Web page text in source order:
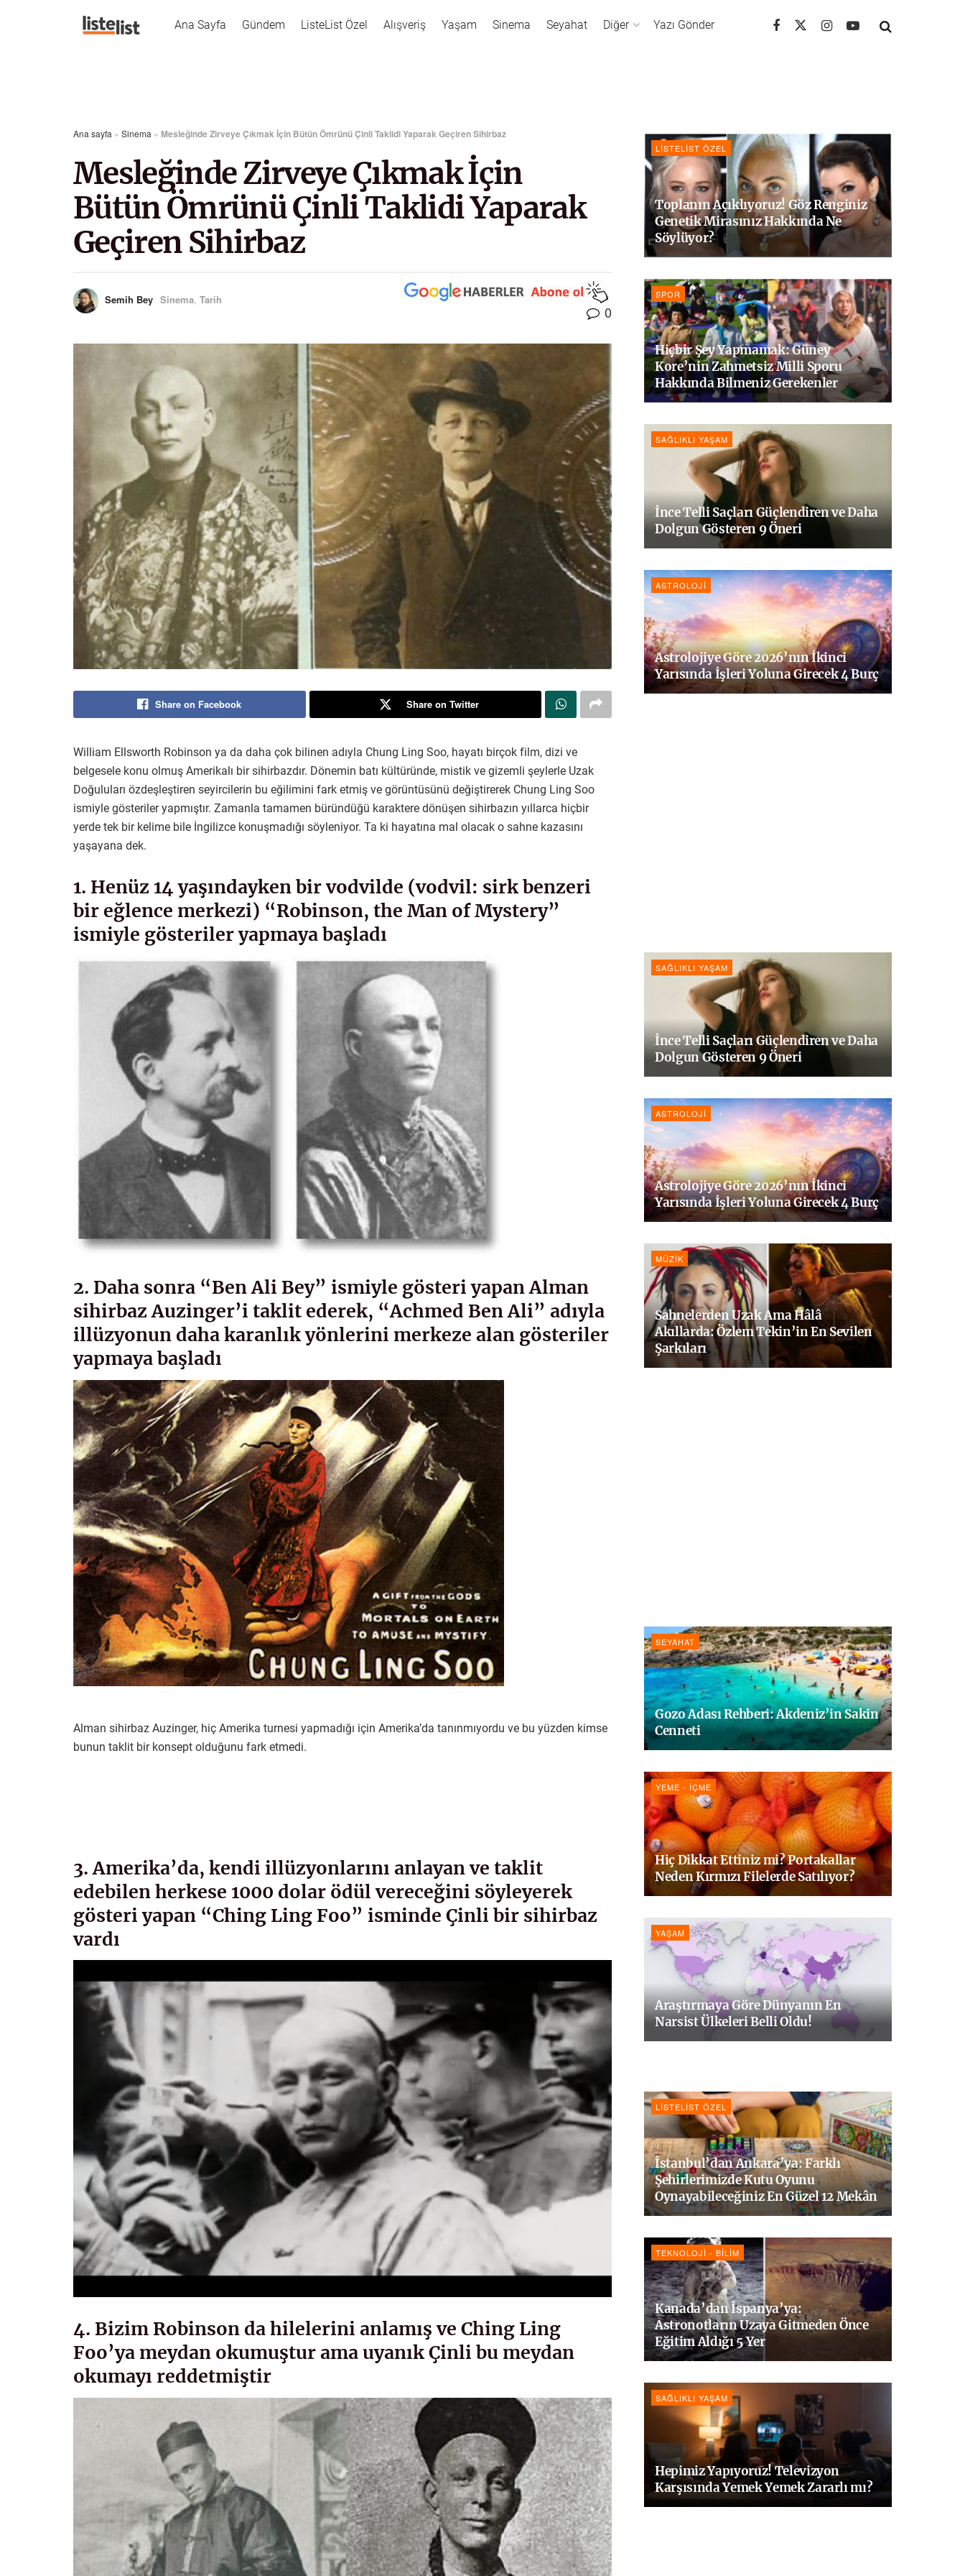
Ana Sayfa Gündem ListeList Özel Alışveriş Yaşam Sinema Seyahat Diğer Yazı Gönder
Ana sayfa » Sinema » Mesleğinde Zirveye Çıkmak İçin Bütün Ömrünü Çinli Taklidi Yaparak Geçiren Sihirbaz
Mesleğinde Zirveye Çıkmak İçin
Bütün Ömrünü Çinli Taklidi Yaparak
Geçiren Sihirbaz
Semih Bey Sinema, Tarih
0
Share on Facebook Share on Twitter
William Ellsworth Robinson ya da daha çok bilinen adıyla Chung Ling Soo, hayatı birçok film, dizi ve
belgesele konu olmuş Amerikalı bir sihirbazdır. Dönemin batı kültüründe, mistik ve gizemli şeylerle Uzak
Doğuluları özdeşleştiren seyircilerin bu eğilimini fark etmiş ve görüntüsünü değiştirerek Chung Ling Soo
ismiyle gösteriler yapmıştır. Zamanla tamamen büründüğü karaktere dönüşen sihirbazın yıllarca hiçbir
yerde tek bir kelime bile İngilizce konuşmadığı söyleniyor. Ta ki hayatına mal olacak o sahne kazasını
yaşayana dek.
1. Henüz 14 yaşındayken bir vodvilde (vodvil: sirk benzeri
bir eğlence merkezi) “Robinson, the Man of Mystery”
ismiyle gösteriler yapmaya başladı
2. Daha sonra “Ben Ali Bey” ismiyle gösteri yapan Alman
sihirbaz Auzinger’i taklit ederek, “Achmed Ben Ali” adıyla
illüzyonun daha karanlık yönlerini merkeze alan gösteriler
yapmaya başladı
Alman sihirbaz Auzinger, hiç Amerika turnesi yapmadığı için Amerika’da tanınmıyordu ve bu yüzden kimse
bunun taklit bir konsept olduğunu fark etmedi.
3. Amerika’da, kendi illüzyonlarını anlayan ve taklit
edebilen herkese 1000 dolar ödül vereceğini söyleyerek
gösteri yapan “Ching Ling Foo” isminde Çinli bir sihirbaz
vardı
4. Bizim Robinson da hilelerini anlamış ve Ching Ling
Foo’ya meydan okumuştur ama uyanık Çinli bu meydan
okumayı reddetmiştir
LISTELIST ÖZEL
Toplanın Açıklıyoruz! Göz Renginiz
Genetik Mirasınız Hakkında Ne
Söylüyor?
SPOR
Hiçbir Şey Yapmamak: Güney
Kore’nin Zahmetsiz Milli Sporu
Hakkında Bilmeniz Gerekenler
SAĞLIKLI YAŞAM
İnce Telli Saçları Güçlendiren ve Daha
Dolgun Gösteren 9 Öneri
ASTROLOJI
Astrolojiye Göre 2026’nın İkinci
Yarısında İşleri Yoluna Girecek 4 Burç
SAĞLIKLI YAŞAM
İnce Telli Saçları Güçlendiren ve Daha
Dolgun Gösteren 9 Öneri
ASTROLOJI
Astrolojiye Göre 2026’nın İkinci
Yarısında İşleri Yoluna Girecek 4 Burç
MÜZIK
Sahnelerden Uzak Ama Hâlâ
Akıllarda: Özlem Tekin’in En Sevilen
Şarkıları
SEYAHAT
Gozo Adası Rehberi: Akdeniz’in Sakin
Cenneti
YEME - İÇME
Hiç Dikkat Ettiniz mi? Portakallar
Neden Kırmızı Filelerde Satılıyor?
YAŞAM
Araştırmaya Göre Dünyanın En
Narsist Ülkeleri Belli Oldu!
LISTELIST ÖZEL
İstanbul’dan Ankara’ya: Farklı
Şehirlerimizde Kutu Oyunu
Oynayabileceğiniz En Güzel 12 Mekân
TEKNOLOJI - BILIM
Kanada’dan İspanya’ya:
Astronotların Uzaya Gitmeden Önce
Eğitim Aldığı 5 Yer
SAĞLIKLI YAŞAM
Hepimiz Yapıyoruz! Televizyon
Karşısında Yemek Yemek Zararlı mı?